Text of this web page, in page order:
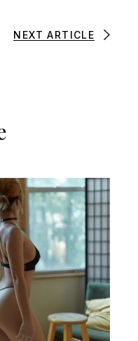
NEXT ARTICLE